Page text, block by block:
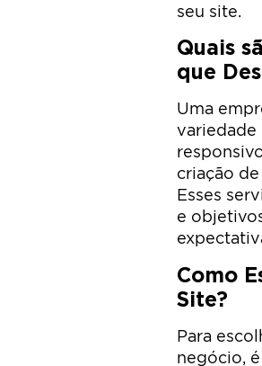
seu site.
Quais
que
Uma
variedade
criação
Esses
e
Como
Site?
Para
negócio,